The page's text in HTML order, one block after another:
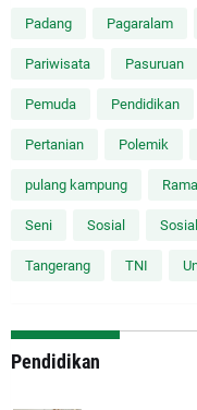
Padang Pagaralam
Pariwisata Pasuruan
Pemuda Pendidikan
Pertanian Polemik
pulang kampung
Seni Sosial
Tangerang TNI
Pendidikan